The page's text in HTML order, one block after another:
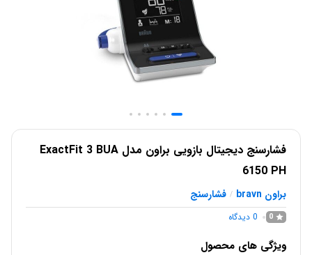
فشارسنج دیجیتال بازویی براون مدل ExactFit 3 BUA
6150 PH
براون bravn / فشارسنج
0
0 دیدگاه
ویژگی های محصول